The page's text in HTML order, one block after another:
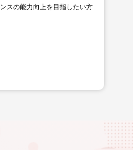
スの能力向上を目指したい方